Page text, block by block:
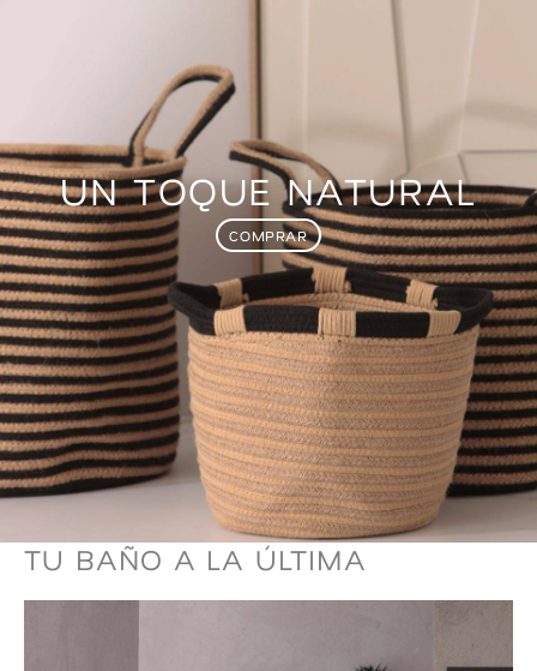
UN TOQUE NATURAL
COMPRAR
TU BAÑO A LA ÚLTIMA